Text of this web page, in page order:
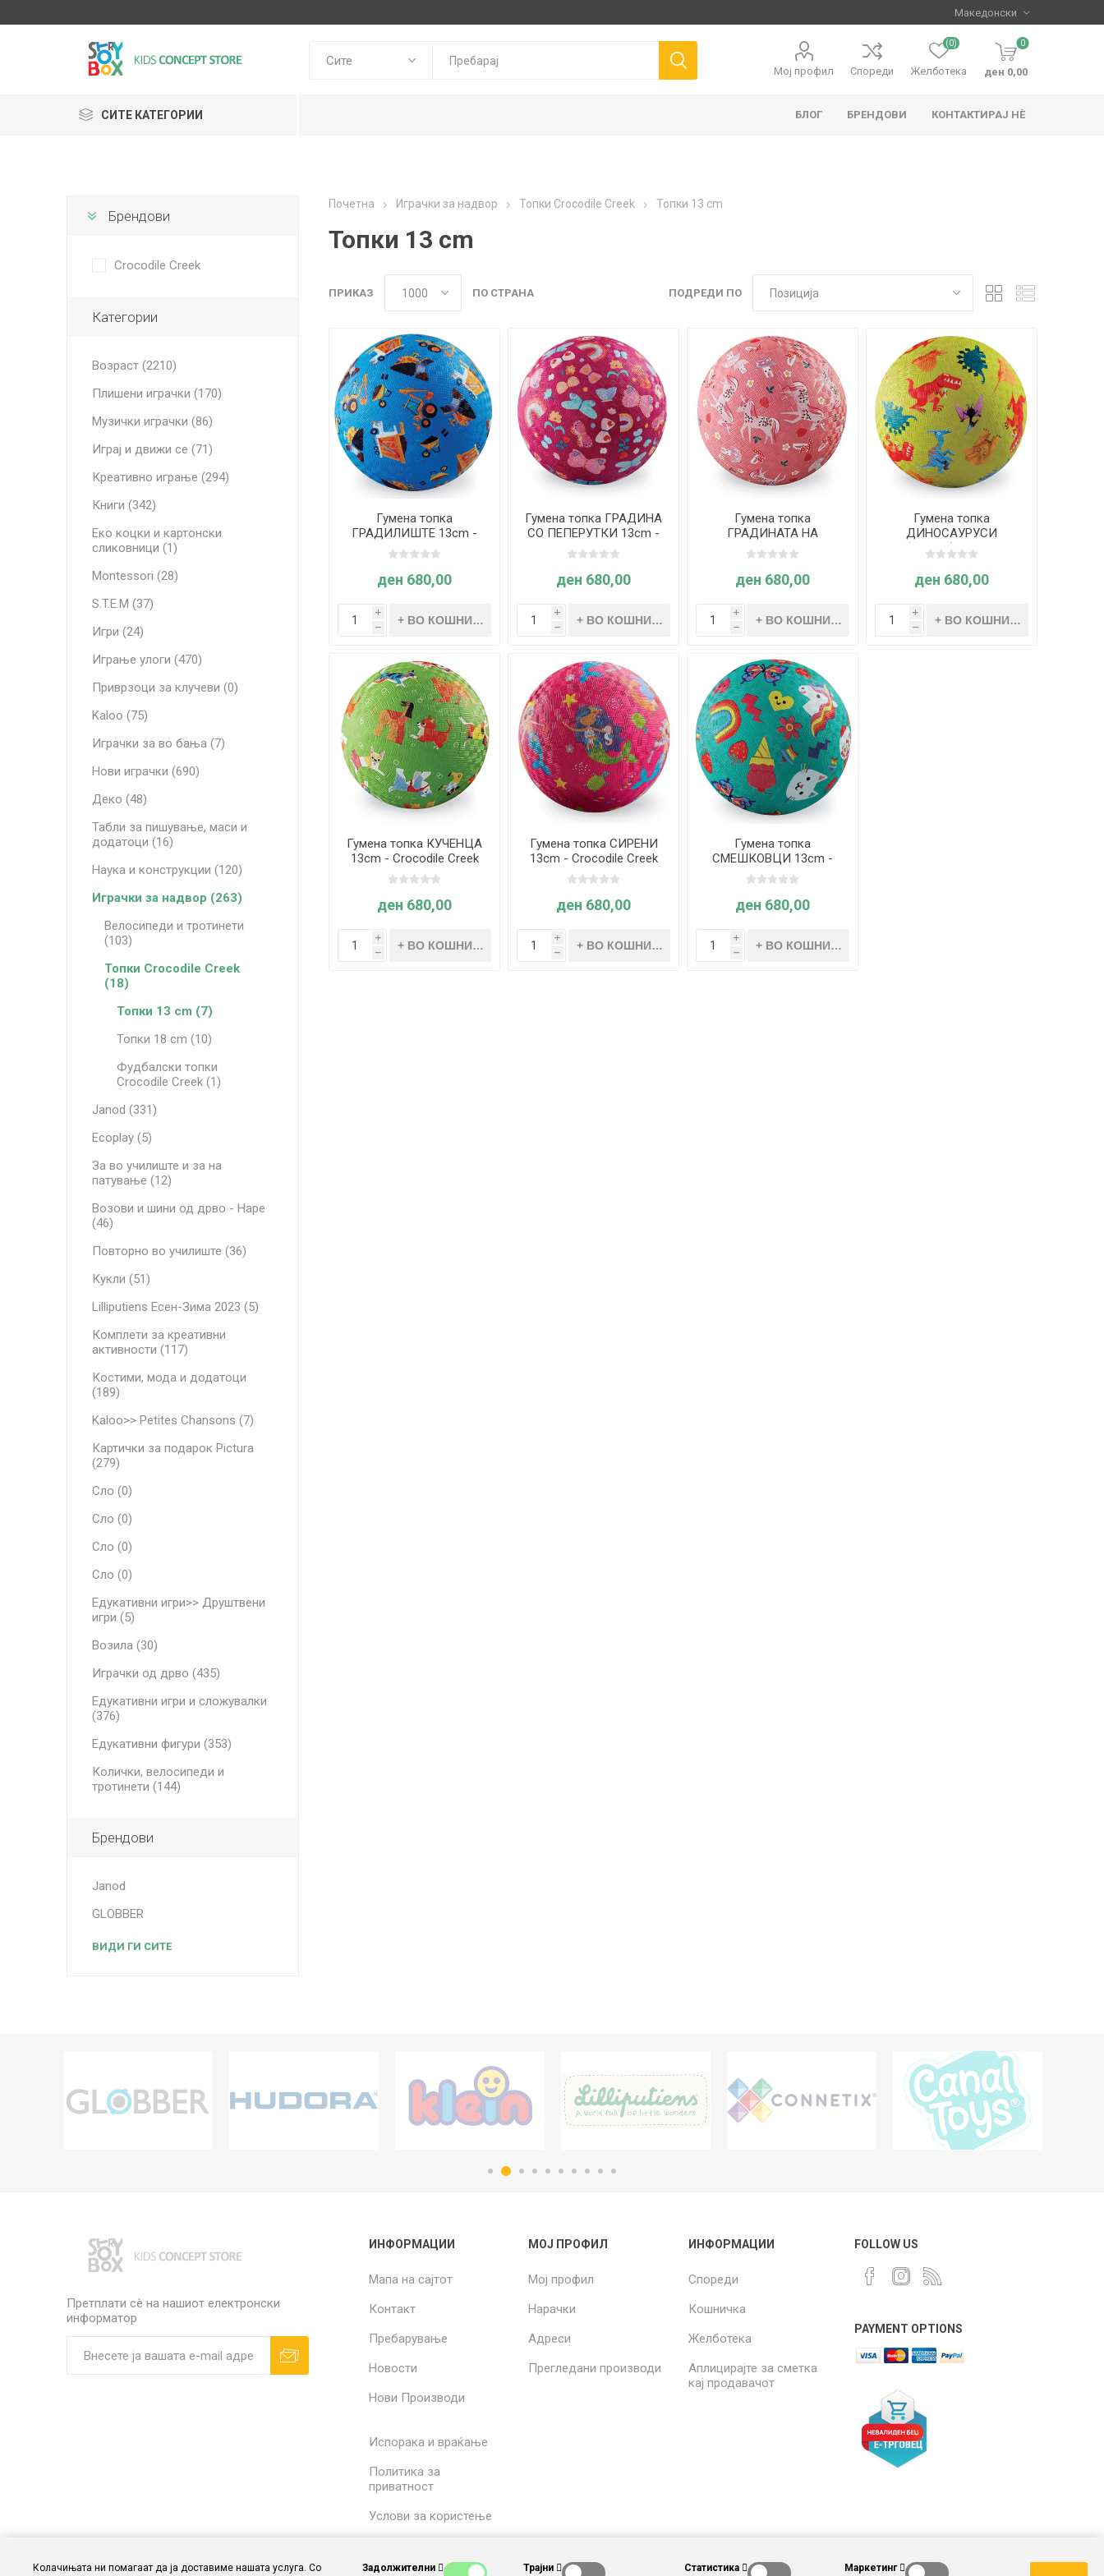
Мој профил Спореди Желботека
(0) 0
ден 0,00
СИТЕ КАТЕГОРИИ БЛОГ БРЕНДОВИ
Janod
GLOBBER
Lilliputiens
Trudi Goki
КОНТАКТИРАЈ НЀ
Почетна Играчки за надвор Топки Crocodile Creek Топки 13 cm
Топки 13 cm
ПОДРЕДИ ПО
ПРИКАЗ ПО СТРАНА
Гумена топка
ГРАДИЛИШТЕ 13cm -
Crocodile Creek
ден 680,00
i
h
Гумена топка ГРАДИНА
СО ПЕПЕРУТКИ 13cm -
Crocodile Creek
ден 680,00
i
h
Гумена топка
ГРАДИНАТА НА
ЕДНОРОЗИТЕ 13cm -
ден 680,00
i
h
Гумена топка
ДИНОСАУРУСИ
(зелена) 13cm -
ден 680,00
i
h
Гумена топка КУЧЕНЦА
13cm - Crocodile Creek
ден 680,00
i
h
Гумена топка СИРЕНИ
13cm - Crocodile Creek
ден 680,00
i
h
Гумена топка
СМЕШКОВЦИ 13cm -
Crocodile Creek
ден 680,00
i
h
Брендови
Crocodile Creek
Категории
Возраст (2210)
Плишени играчки (170)
Музички играчки (86)
Играј и движи се (71)
Креативно играње (294)
Книги (342)
Еко коцки и картонски
сликовници (1)
Montessori (28)
S.T.E.M (37)
Игри (24)
Играње улоги (470)
Приврзоци за клучеви (0)
Kaloo (75)
Играчки за во бања (7)
Нови играчки (690)
Деко (48)
Табли за пишување, маси и
додатоци (16)
Наука и конструкции (120)
Играчки за надвор (263)
Велосипеди и тротинети
(103)
Топки Crocodile Creek
(18)
Топки 13 cm (7)
Топки 18 cm (10)
Фудбалски топки
Crocodile Creek (1)
Janod (331)
Ecoplay (5)
За во училиште и за на
патување (12)
Возови и шини од дрво - Hape
(46)
Повторно во училиште (36)
Кукли (51)
Lilliputiens Есен-Зима 2023 (5)
Комплети за креативни
активности (117)
Костими, мода и додатоци
(189)
Kaloo>> Petites Chansons (7)
Картички за подарок Pictura
(279)
Сло (0)
Сло (0)
Сло (0)
Сло (0)
Едукативни игри>> Друштвени
игри (5)
Возила (30)
Играчки од дрво (435)
Едукативни игри и сложувалки
(376)
Едукативни фигури (353)
Колички, велосипеди и
тротинети (144)
Брендови
Janod
GLOBBER
ВИДИ ГИ СИТЕ
Претплати сè на нашиот електронски
информатор
ИНФОРМАЦИИ
Мапа на сајтот
Контакт
Пребарување
Новости
Нови Производи
Испорака и враќање
Политика за
приватност
Услови за користење
МОЈ ПРОФИЛ
Мој профил
Нарачки
Адреси
Прегледани производи
ИНФОРМАЦИИ
Спореди
Кошничка
Желботека
Аплицирајте за сметка
кај продавачот
FOLLOW US
PAYMENT OPTIONS
Колачињата ни помагаат да ја доставиме нашата услуга. Со
Задолжителни Трајни Статистика Маркетинг